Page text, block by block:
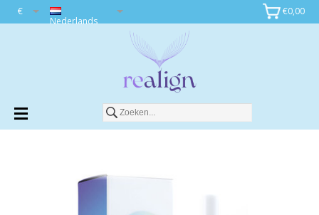
€0,00
Nederlands
€ Toevoegen aan winkelwagen